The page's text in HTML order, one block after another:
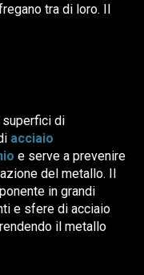
tra di loro. Il
superfici di
acciaio
e serve a prevenire
del metallo. Il
in grandi
e sfere di acciaio
il metallo